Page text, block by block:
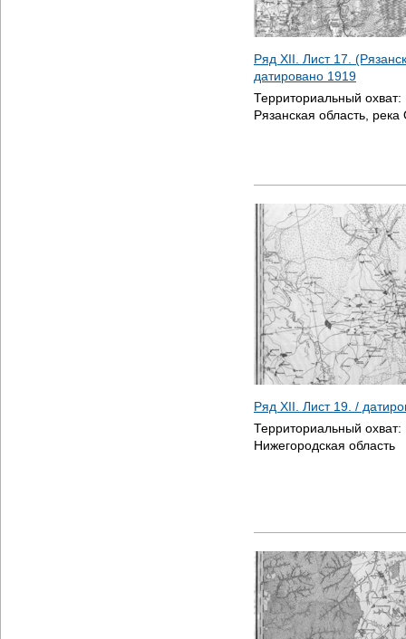
Ряд XII. Лист 17.
датировано 1919
Территориальный охват:
Рязанская область, река
Ряд XII. Лист 19. /
Территориальный охват:
Нижегородская область